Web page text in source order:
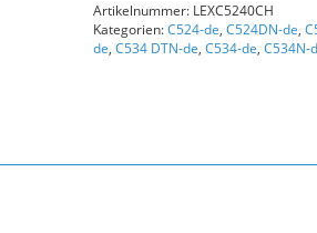
Toner
Cyan
Artikelnummer: LEXC5240CH
Kategorien:C524-de, C524DN-de,
de, C534 DTN-de, C534-de, C534N-